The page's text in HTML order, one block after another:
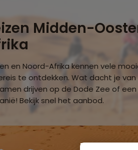
Midden-
en Noord-Afrika kennen vele
te ontdekken. Wat dacht je van
drijven op de Dode Zee of
Bekijk snel het aanbod.